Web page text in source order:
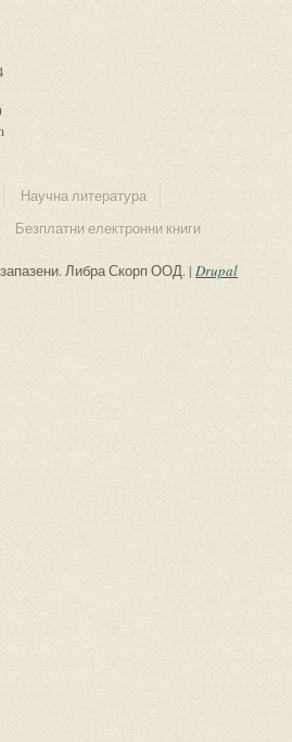
Научна литература
Безплатни електронни книги
Либра Скорп ООД. | Drupal